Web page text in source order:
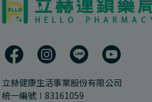
立赫健康生活事業股份有限公司
統一編號∣83161059